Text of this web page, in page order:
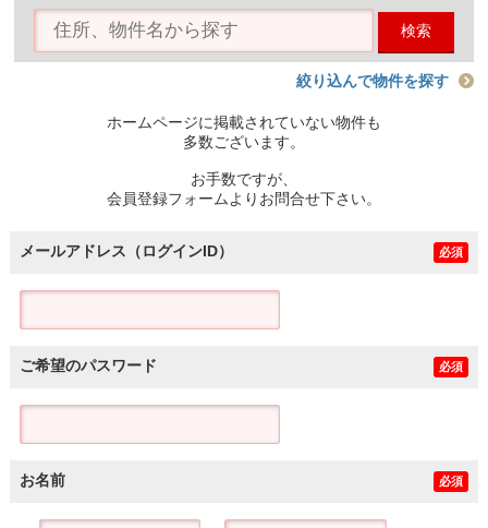
物件を探す
購入TOP
条件から探す
住宅ローン控除シミュレータ
検索
絞り込んで物件を探す
ホームページに掲載されていない物件も
多数ございます。
お手数ですが、
会員登録フォームよりお問合せ下さい。
メールアドレス（ログインID） 必須
ご希望のパスワード 必須
お名前 必須